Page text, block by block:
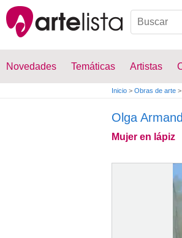
Novedades Temáticas Artistas
Inicio > Obras de arte >
Olga
Mujer en lápiz